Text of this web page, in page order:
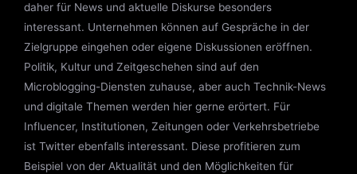
daher für News und aktuelle Diskurse besonders
interessant. Unternehmen können auf Gespräche in der
Zielgruppe eingehen oder eigene Diskussionen eröffnen.
Politik, Kultur und Zeitgeschehen sind auf den
Microblogging-Diensten zuhause, aber auch Technik-News
und digitale Themen werden hier gerne erörtert. Für
Influencer, Institutionen, Zeitungen oder Verkehrsbetriebe
ist Twitter ebenfalls interessant. Diese profitieren zum
Beispiel von der Aktualität und den Möglichkeiten für